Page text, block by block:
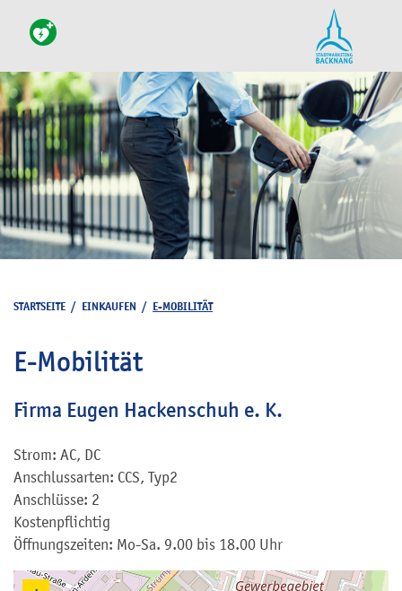
STARTSEITE / EINKAUFEN / E-MOBILITÄT
E-Mobilität
Firma Eugen Hackenschuh e. K.
Strom: AC, DC
Anschlussarten: CCS, Typ2
Anschlüsse: 2
Kostenpflichtig
Öffnungszeiten: Mo-Sa. 9.00 bis 18.00 Uhr